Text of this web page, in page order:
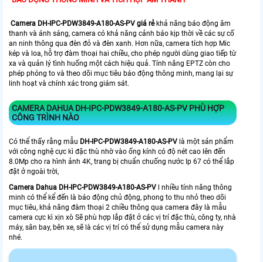
Camera DH-IPC-PDW3849-A180-AS-PV giá rẻkhả năng báo động âm
thanh và ánh sáng, camera có khả năng cảnh báo kịp thời về các sự cố
an ninh thông qua đèn đỏ và đèn xanh. Hơn nữa, camera tích hợp Mic
kép và loa, hỗ trợ đàm thoại hai chiều, cho phép người dùng giao tiếp từ
xa và quản lý tình huống một cách hiệu quả. Tính năng EPTZ còn cho
phép phóng to và theo dõi mục tiêu báo động thông minh, mang lại sự
linh hoạt và chính xác trong giám sát.
CAMERA DAHUA DH-IPC-PDW3849-A180-AS-PV PHÙ HỢP
CÔNG TRÌNH NÀO
Có thể thấy rằng mẫu DH-IPC-PDW3849-A180-AS-PV là một sản phẩm
với công nghệ cực kì đặc thù nhờ vào ống kính có độ nét cao lên đến
8.0Mp cho ra hình ảnh 4K, trang bị chuẩn chuống nước Ip 67 có thể lắp
đặt ở ngoài trời,
Camera Dahua DH-IPC-PDW3849-A180-AS-PV l nhiều tính năng thông
minh có thể kể đến là báo động chủ động, phong to thu nhỏ theo dõi
mục tiêu, khả năng đàm thoại 2 chiều thông qua camera đây là mẫu
camera cực kì xịn xò Sẽ phù hợp lắp đặt ở các vị trí đặc thù, công ty, nhà
máy, sân bay, bên xe, sẽ là các vị trí có thể sử dụng mẫu camera này
nhé.